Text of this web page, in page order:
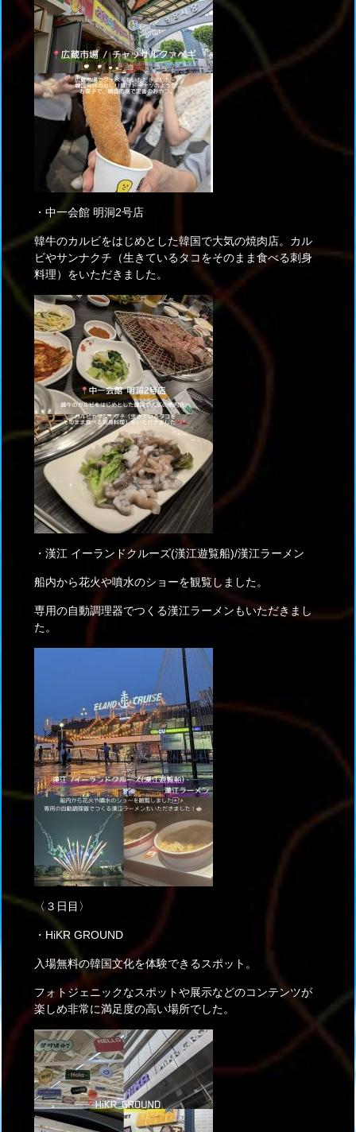
・中一会館 明洞2号店
韓牛のカルビをはじめとした韓国で大気の焼肉店。カル
ビやサンナクチ（生きているタコをそのまま食べる刺身
料理）をいただきました。
・漢江 イーランドクルーズ(漢江遊覧船)/漢江ラーメン
船内から花火や噴水のショーを観覧しました。
専用の自動調理器でつくる漢江ラーメンもいただきまし
た。
〈３日目〉
・HiKR GROUND
入場無料の韓国文化を体験できるスポット。
フォトジェニックなスポットや展示などのコンテンツが
楽しめ非常に満足度の高い場所でした。